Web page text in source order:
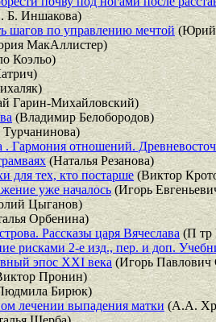
Б. Иншакова)
шагов по управлению мечтой(Юрий
МакАллистер)
Коэльо)
Гарин-Михайловский)
(Владимир Белобородов)
Турчанинова)
. Гармония отношений.
(Наталья Резанова)
для тех, кто постарше(Виктор
уже началось(Игорь
Цыганов)
Орбенина)
Рассказы царя Вячеслава (П тр
рисками 2-е изд., пер. и доп.
эпос XXI века (Игорь Павлович
Пронин)
Бирюк)
лечении выпадения матки (А.А.